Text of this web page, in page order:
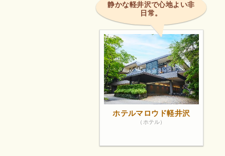
静かな軽井沢で心地よい非
日常。
ホテルマロウド軽井沢
（ホテル）